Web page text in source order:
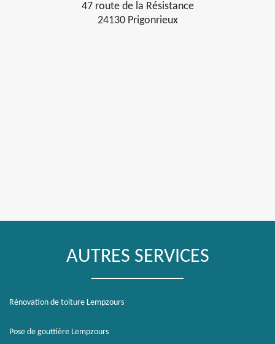
47 route de la Résistance
24130 Prigonrieux
AUTRES SERVICES
Rénovation de toiture Lempzours
Pose de gouttière Lempzours